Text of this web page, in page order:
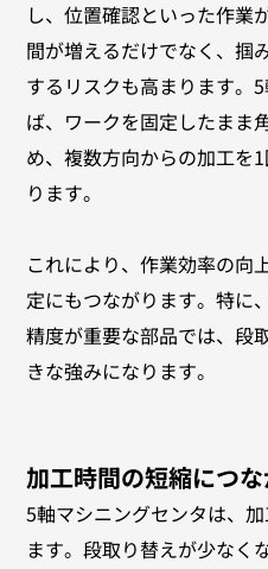
し、位置確認といった作業
間が増えるだけでなく、掴
するリスクも高まります。
ば、ワークを固定したまま
め、複数方向からの加工を
ります。
これにより、作業効率の向
定にもつながります。特に
精度が重要な部品では、段
きな強みになります。
加工時間の短縮につ
5軸マシニングセンタは、
ます。段取り替えが少なく